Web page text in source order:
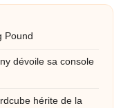
Pound
dévoile sa console
hérite de la